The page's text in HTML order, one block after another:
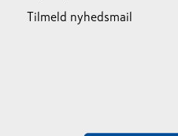
Tilmeld nyhedsmail